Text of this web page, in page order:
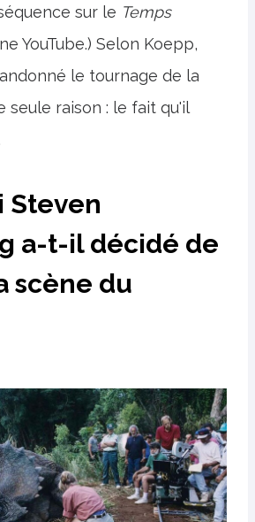
sur le Temps
YouTube.) Selon Koepp,
le tournage de la
seule raison : le fait qu'il
Steven
a-t-il décidé de
scène du